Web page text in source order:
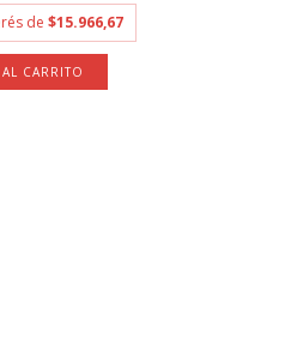
de $15.966,67